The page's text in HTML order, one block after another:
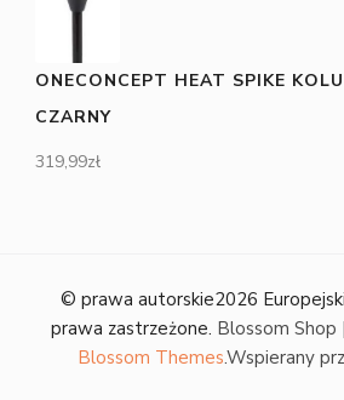
ONECONCEPT HEAT SPIKE
CZARNY
319,99zł
© prawa autorskie2026
prawa zastrzeżone. Blossom
Blossom Themes.Wspierany